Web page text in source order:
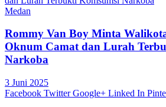
Medan
Rommy Van Boy Minta
Oknum Camat dan Lurah
Narkoba
3 Juni 2025
Facebook Twitter Google+ Linked In